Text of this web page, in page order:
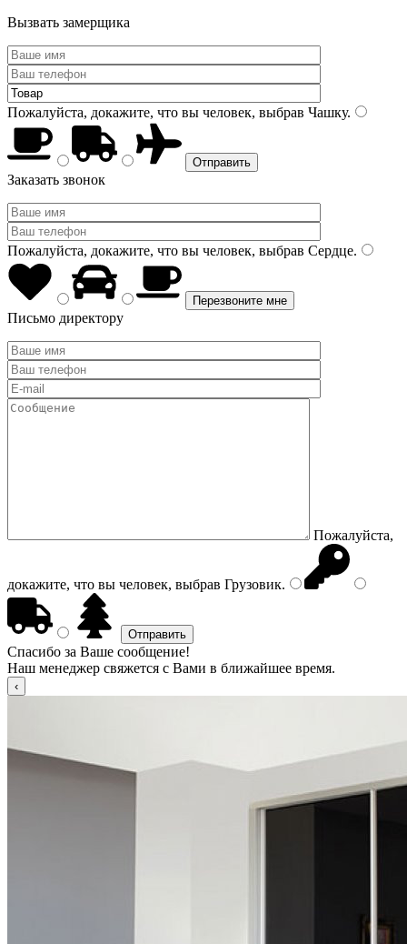
Вызвать замерщика
Пожалуйста, докажите, что вы человек, выбрав Чашку.
Заказать звонок
Пожалуйста, докажите, что вы человек, выбрав Сердце.
Письмо директору
Пожалуйста,
докажите, что вы человек, выбрав Грузовик.
Спасибо за Ваше сообщение!
Наш менеджер свяжется с Вами в ближайшее время.